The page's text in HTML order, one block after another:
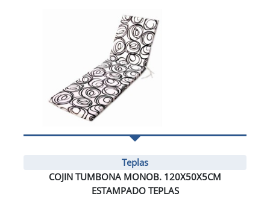
Teplas
COJIN TUMBONA MONOB. 120X50X5CM
ESTAMPADO TEPLAS